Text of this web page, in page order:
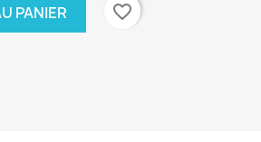
PANIER favorite_border